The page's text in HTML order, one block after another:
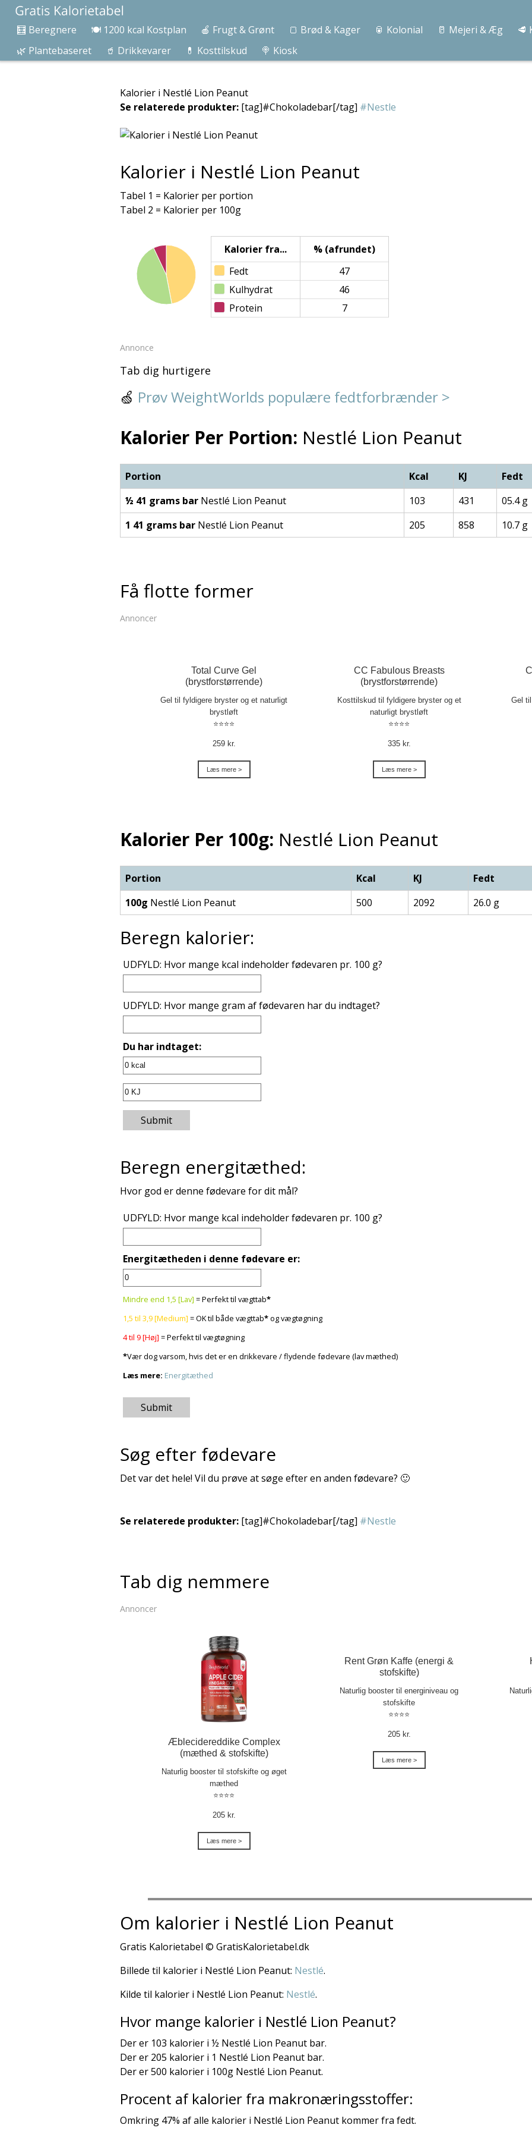
🧮 Beregnere 🍽️ 1200 kcal Kostplan 🍎 Frugt & Grønt 🍞 Brød & Kager 🥫 Kolonial 🥛 Mejeri & Æg 🥩
🌿 Plantebaseret
🥤 Drikkevarer 💊 Kosttilskud 🍭 Kiosk
Kalorier i Nestlé Lion Peanut
Se relaterede produkter: [tag]#Chokoladebar[/tag] #Nestle
Kalorier i Nestlé Lion Peanut
Tabel 1 = Kalorier per portion
Tabel 2 = Kalorier per 100g
Kalorier fra...
% (afrundet)
Fedt
47
Kulhydrat
46
Protein
7
Annonce
Tab dig hurtigere
🍏 Prøv WeightWorlds populære fedtforbrænder >
Kalorier Per Portion: Nestlé Lion Peanut
Portion Kcal KJ Fedt
½ 41 grams bar Nestlé Lion Peanut 103 431 05.4 g
1 41 grams bar Nestlé Lion Peanut 205 858 10.7 g
Få flotte former
Annoncer
Total Curve Gel
(brystforstørrende)
Gel til fyldigere bryster og et naturligt
brystløft
⭐⭐⭐⭐
259 kr.
Læs mere >
CC Fabulous Breasts
(brystforstørrende)
Kosttilskud til fyldigere bryster og et
naturligt brystløft
⭐⭐⭐⭐
335 kr.
Læs mere >
Gel
Kalorier Per 100g: Nestlé Lion Peanut
Portion Kcal KJ Fedt
100g Nestlé Lion Peanut 500 2092 26.0 g
Beregn kalorier:
UDFYLD: Hvor mange kcal indeholder fødevaren pr. 100 g?
UDFYLD: Hvor mange gram af fødevaren har du indtaget?
Du har indtaget:
Submit
Beregn energitæthed:
Hvor god er denne fødevare for dit mål?
UDFYLD: Hvor mange kcal indeholder fødevaren pr. 100 g?
Energitætheden i denne fødevare er:
Mindre end 1,5 [Lav] = Perfekt til vægttab*
1,5 til 3,9 [Medium] = OK til både vægttab*og vægtøgning
4 til 9 [Høj] = Perfekt til vægtøgning
*Vær dog varsom, hvis det er en drikkevare / flydende fødevare (lav mæthed)
Læs mere: Energitæthed
Submit
Søg efter fødevare
Det var det hele! Vil du prøve at søge efter en anden fødevare? 🙂
Se relaterede produkter: [tag]#Chokoladebar[/tag] #Nestle
Tab dig nemmere
Annoncer
Æblecidereddike Complex
(mæthed & stofskifte)
Naturlig booster til stofskifte og øget
mæthed
⭐⭐⭐⭐
205 kr.
Læs mere >
Rent Grøn Kaffe (energi &
stofskifte)
Naturlig booster til energiniveau og
stofskifte
⭐⭐⭐⭐
205 kr.
Læs mere >
Om kalorier i Nestlé Lion Peanut
Gratis Kalorietabel © GratisKalorietabel.dk
Billede til kalorier i Nestlé Lion Peanut: Nestlé.
Kilde til kalorier i Nestlé Lion Peanut: Nestlé.
Hvor mange kalorier i Nestlé Lion Peanut?
Der er 103 kalorier i ½ Nestlé Lion Peanut bar.
Der er 205 kalorier i 1 Nestlé Lion Peanut bar.
Der er 500 kalorier i 100g Nestlé Lion Peanut.
Procent af kalorier fra makronæringsstoffer:
Omkring 47% af alle kalorier i Nestlé Lion Peanut kommer fra fedt.